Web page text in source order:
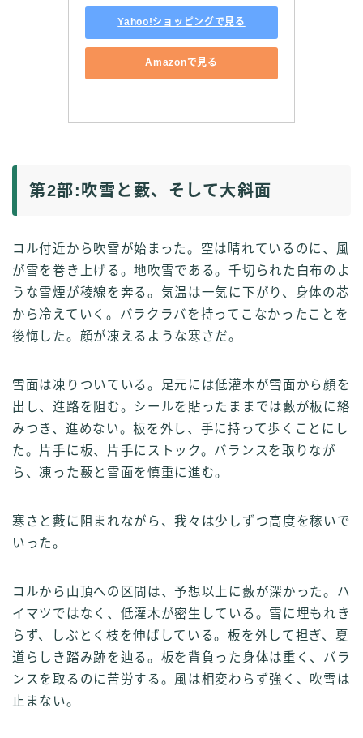
Yahoo!ショッピングで見る
Amazonで見る
第2部:吹雪と藪、そして大斜面
コル付近から吹雪が始まった。空は晴れているのに、風
が雪を巻き上げる。地吹雪である。千切られた白布のよ
うな雪煙が稜線を奔る。気温は一気に下がり、身体の芯
から冷えていく。バラクラバを持ってこなかったことを
後悔した。顔が凍えるような寒さだ。
雪面は凍りついている。足元には低灌木が雪面から顔を
出し、進路を阻む。シールを貼ったままでは藪が板に絡
みつき、進めない。板を外し、手に持って歩くことにし
た。片手に板、片手にストック。バランスを取りなが
ら、凍った藪と雪面を慎重に進む。
寒さと藪に阻まれながら、我々は少しずつ高度を稼いで
いった。
コルから山頂への区間は、予想以上に藪が深かった。ハ
イマツではなく、低灌木が密生している。雪に埋もれき
らず、しぶとく枝を伸ばしている。板を外して担ぎ、夏
道らしき踏み跡を辿る。板を背負った身体は重く、バラ
ンスを取るのに苦労する。風は相変わらず強く、吹雪は
止まない。